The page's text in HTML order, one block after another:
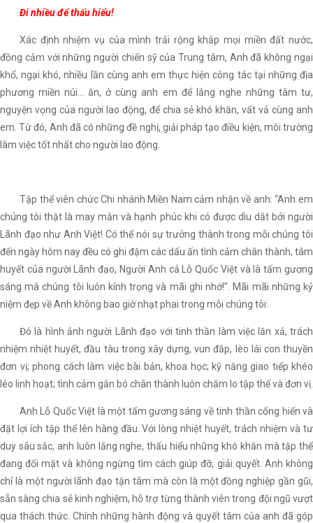
Đi nhiều để thấu hiểu!
Xác định nhiệm vụ của mình trải rộng khắp mọi miền đất nước,
đồng cảm với những người chiến sỹ của Trung tâm, Anh đã không ngại
khổ, ngại khó, nhiều lần cùng anh em thực hiện công tác tại những địa
phương miền núi… ăn, ở cùng anh em để lắng nghe những tâm tư,
nguyện vọng của người lao động, để chia sẻ khó khăn, vất vả cùng anh
em. Từ đó, Anh đã có những đề nghị, giải pháp tạo điều kiện, môi trường
làm việc tốt nhất cho người lao động.
Tập thể viên chức Chi nhánh Miền Nam cảm nhận về anh: “Anh em
chúng tôi thật là may mắn và hạnh phúc khi có được dìu dắt bởi người
Lãnh đạo như Anh Việt! Có thể nói sự trưởng thành trong mỗi chúng tôi
đến ngày hôm nay đều có ghi đậm các dấu ấn tình cảm chân thành, tâm
huyết của người Lãnh đạo, Người Anh cả Lỗ Quốc Việt và là tấm gương
sáng mà chúng tôi luôn kính trọng và mãi ghi nhớ!”. Mãi mãi những kỷ
niệm đẹp về Anh không bao giờ nhạt phai trong mỗi chúng tôi:
Đó là hình ảnh người Lãnh đạo với tinh thần làm việc lăn xả, trách
nhiệm nhiệt huyết, đầu tàu trong xây dựng, vun đắp, lèo lái con thuyền
đơn vị; phong cách làm việc bài bản, khoa học; kỹ năng giao tiếp khéo
léo linh hoạt; tình cảm gắn bó chân thành luôn chăm lo tập thể và đơn vị.
Anh Lỗ Quốc Việt là một tấm gương sáng về tinh thần cống hiến và
đặt lợi ích tập thể lên hàng đầu. Với lòng nhiệt huyết, trách nhiệm và tư
duy sâu sắc, anh luôn lắng nghe, thấu hiểu những khó khăn mà tập thể
đang đối mặt và không ngừng tìm cách giúp đỡ, giải quyết. Anh không
chỉ là một người lãnh đạo tận tâm mà còn là một đồng nghiệp gần gũi,
sẵn sàng chia sẻ kinh nghiệm, hỗ trợ từng thành viên trong đội ngũ vượt
qua thách thức. Chính những hành động và quyết tâm của anh đã góp